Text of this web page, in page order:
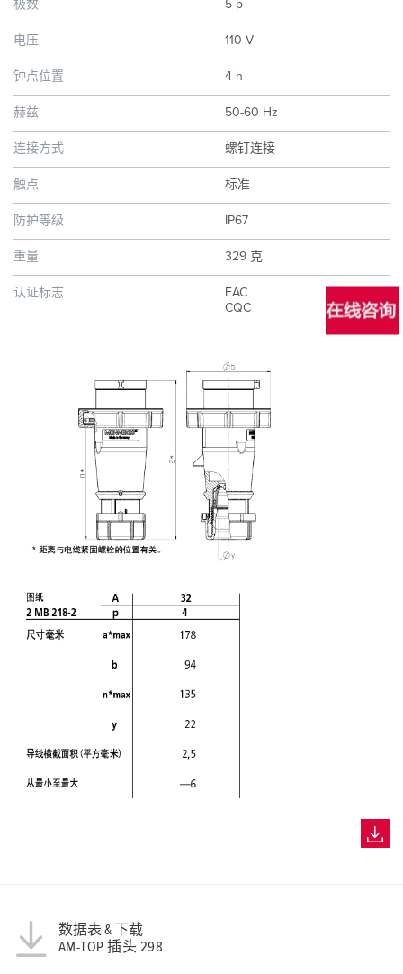
极数 5 p
电压 110 V
钟点位置 4 h
赫兹 50-60 Hz
连接方式 螺钉连接
触点 标准
防护等级 IP67
重量 329 克
认证标志
EAC
CQC
数据表 & 下载
AM-TOP 插头 298